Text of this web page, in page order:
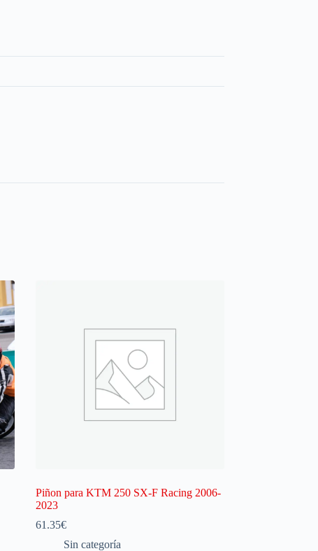
Piñon para KTM 250 SX-F Racing 2006-
2023
61.35€
Sin categoría